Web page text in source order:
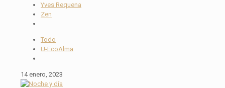
Yves Requena
Zen
Todo
U-EcoAlma
14 enero, 2023